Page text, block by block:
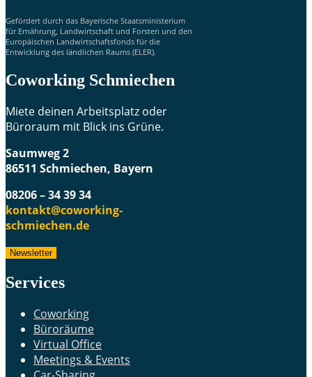
Gefördert durch das Bayerische Staatsministerium
für Ernährung, Landwirtschaft und Forsten und den
Europäischen Landwirtschaftsfonds für die
Entwicklung des ländlichen Raums (ELER).
Coworking Schmiechen
Miete deinen Arbeitsplatz oder
Büroraum mit Blick ins Grüne.
Saumweg 2
86511 Schmiechen, Bayern
08206 – 34 39 34
kontakt@coworking-
schmiechen.de
Newsletter
Services
Coworking
Büroräume
Virtual Office
Meetings & Events